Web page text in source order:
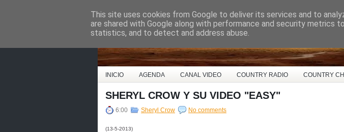
Country Music España
INICIO AGENDA CANAL VIDEO COUNTRY RADIO COUNTRY
SHERYL CROW Y SU VIDEO "EASY"
6:00 Sheryl Crow No comments
(13-5-2013)
This site uses cookies from Google to deliver its services and to
are shared with Google along with performance and security metrics
statistics, and to detect and address abuse.